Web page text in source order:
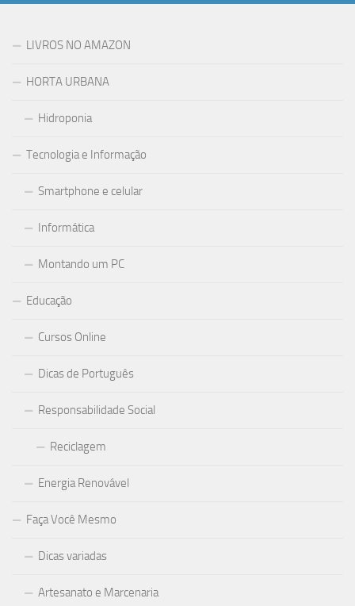
LIVROS NO AMAZON
HORTA URBANA
Hidroponia
Tecnologia e Informação
Smartphone e celular
Informática
Montando um PC
Educação
Cursos Online
Dicas de Português
Responsabilidade Social
Reciclagem
Energia Renovável
Faça Você Mesmo
Dicas variadas
Artesanato e Marcenaria